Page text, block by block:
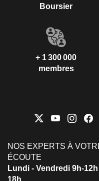
Boursier
+ 1 300 000
membres
NOS EXPERTS À
ÉCOUTE
Lundi - Vendredi 9h-12h
18h